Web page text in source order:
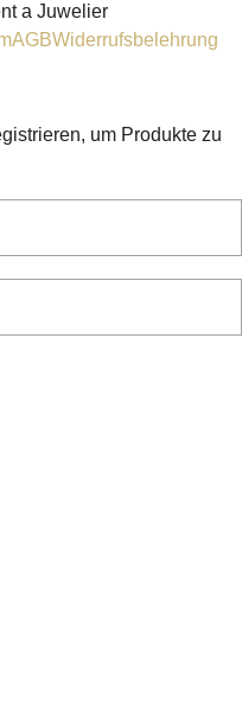
a Juwelier
AGBWiderrufsbelehrung
um Produkte zu